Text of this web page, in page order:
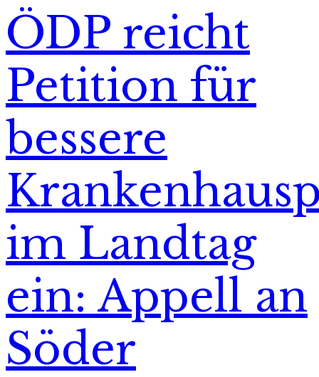
ÖDP reicht
Petition für
bessere
im Landtag
ein: Appell an
Söder